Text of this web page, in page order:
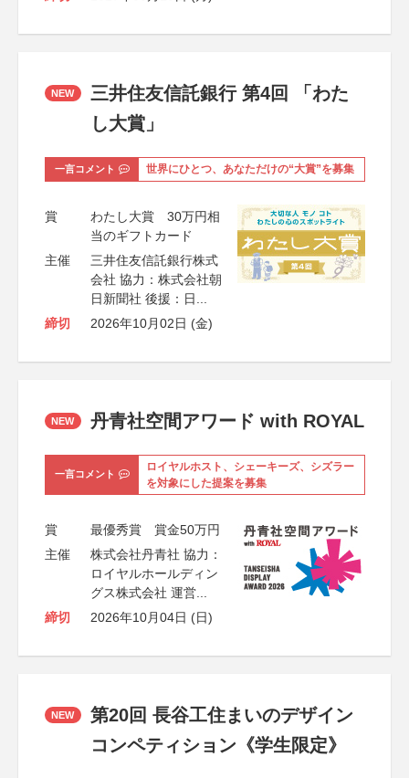
NEW
三井住友信託銀行 第4回 「わた
し大賞」
一言コメント 世界にひとつ、あなただけの“大賞”を募集
賞
わたし大賞 30万円相
当のギフトカード
主催
三井住友信託銀行株式
会社 協力：株式会社朝
日新聞社 後援：日...
締切
2026年10月02日 (金)
NEW 丹青社空間アワード with ROYAL
一言コメント
ロイヤルホスト、シェーキーズ、シズラー
を対象にした提案を募集
賞
最優秀賞 賞金50万円
主催
株式会社丹青社 協力：
ロイヤルホールディン
グス株式会社 運営...
締切
2026年10月04日 (日)
NEW
第20回 長谷工住まいのデザイン
コンペティション《学生限定》